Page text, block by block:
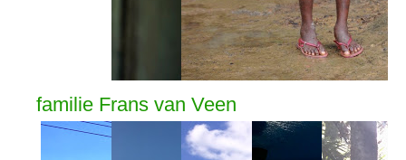
familie Frans van Veen